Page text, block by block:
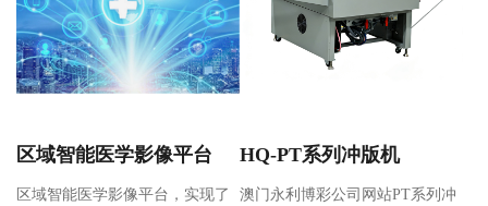
区域智能医学影像平台
区域智能医学影像平台，实现了
HQ-PT系列冲版机
澳门永利博彩公司网站PT系列冲